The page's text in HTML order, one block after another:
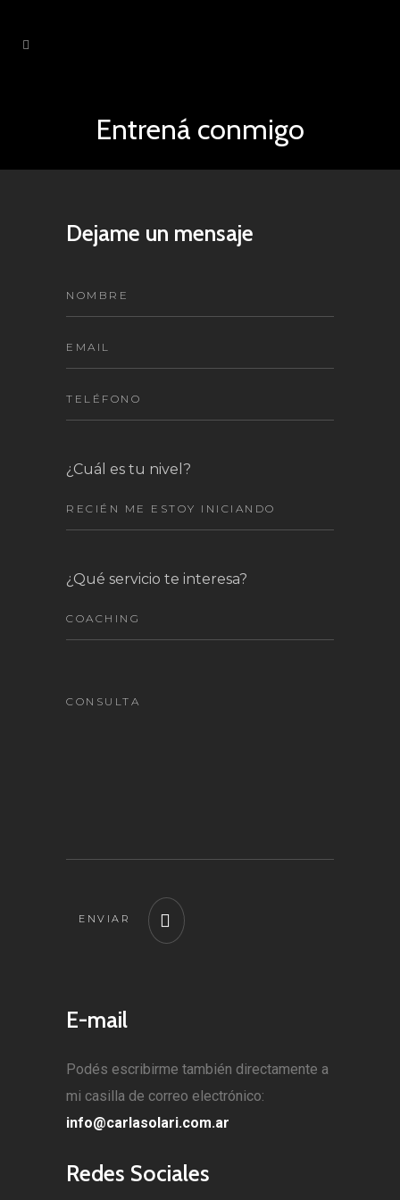
Entrená conmigo
Dejame un mensaje
¿Cuál es tu nivel?
¿Qué servicio te interesa?
ENVIAR
E-mail
Podés escribirme también directamente a
mi casilla de correo electrónico:
info@carlasolari.com.ar
Redes Sociales